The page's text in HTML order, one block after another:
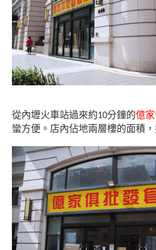
從內壢火車站過來約10分鐘的億
蠻方便。店內佔地兩層樓的面積